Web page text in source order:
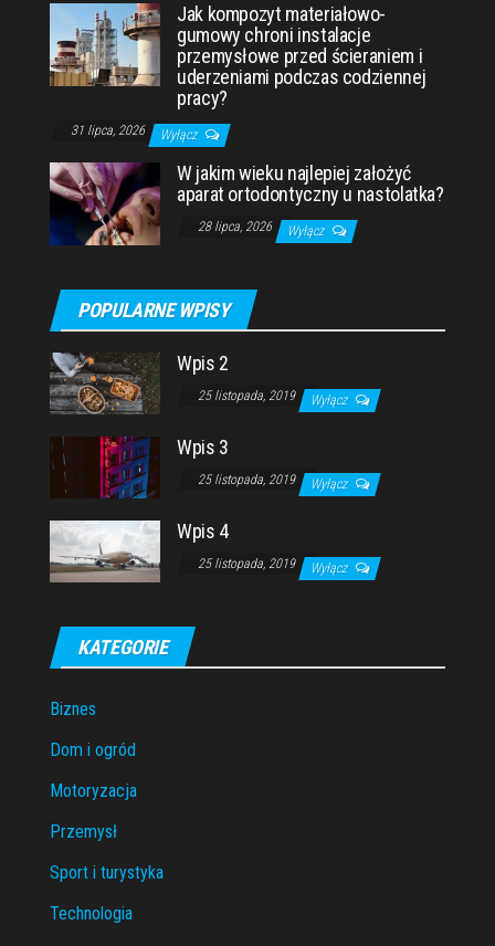
Jak kompozyt materiałowo-
gumowy chroni instalacje
przemysłowe przed ścieraniem i
uderzeniami podczas codziennej
pracy?
31 lipca, 2026 Wyłącz
W jakim wieku najlepiej założyć
aparat ortodontyczny u nastolatka?
28 lipca, 2026 Wyłącz
POPULARNE WPISY
Wpis 2
25 listopada, 2019 Wyłącz
Wpis 3
25 listopada, 2019 Wyłącz
Wpis 4
25 listopada, 2019 Wyłącz
KATEGORIE
Biznes
Dom i ogród
Motoryzacja
Przemysł
Sport i turystyka
Technologia